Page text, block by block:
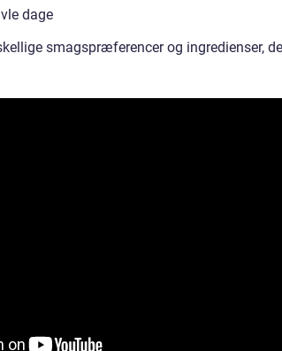
dage
smagspræferencer og ingredienser,